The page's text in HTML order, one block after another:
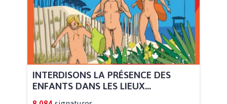
INTERDISONS LA PRÉSENCE DES
ENFANTS DANS LES LIEUX...